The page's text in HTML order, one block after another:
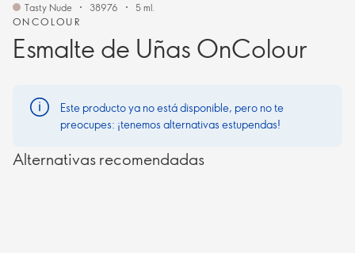
ONCOLOUR
Esmalte de Uñas OnColour
Tasty Nude 38976 5 ml.
Este producto ya no está disponible, pero no te
preocupes: ¡tenemos alternativas estupendas!
Alternativas recomendadas